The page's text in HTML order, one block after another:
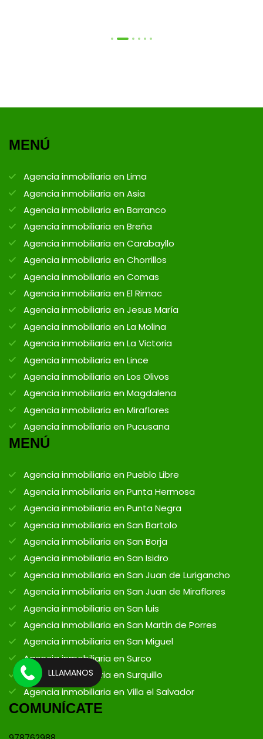
MENÚ
Agencia inmobiliaria en Lima
Agencia inmobiliaria en Asia
Agencia inmobiliaria en Barranco
Agencia inmobiliaria en Breña
Agencia inmobiliaria en Carabayllo
Agencia inmobiliaria en Chorrillos
Agencia inmobiliaria en Comas
Agencia inmobiliaria en El Rimac
Agencia inmobiliaria en Jesus María
Agencia inmobiliaria en La Molina
Agencia inmobiliaria en La Victoria
Agencia inmobiliaria en Lince
Agencia inmobiliaria en Los Olivos
Agencia inmobiliaria en Magdalena
Agencia inmobiliaria en Miraflores
Agencia inmobiliaria en Pucusana
MENÚ
Agencia inmobiliaria en Pueblo Libre
Agencia inmobiliaria en Punta Hermosa
Agencia inmobiliaria en Punta Negra
Agencia inmobiliaria en San Bartolo
Agencia inmobiliaria en San Borja
Agencia inmobiliaria en San Isidro
Agencia inmobiliaria en San Juan de Lurigancho
Agencia inmobiliaria en San Juan de Miraflores
Agencia inmobiliaria en San luis
Agencia inmobiliaria en San Martin de Porres
Agencia inmobiliaria en San Miguel
Agencia inmobiliaria en Surco
Agencia inmobiliaria en Surquillo
Agencia inmobiliaria en Villa el Salvador
COMUNÍCATE
LLLAMANOS